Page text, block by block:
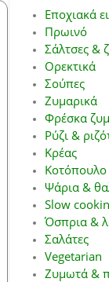
Εποχιακά
Πρωινό
Σάλτσες &
Ορεκτικά
Σούπες
Ζυμαρικά
Φρέσκα
Ρύζι &
Κρέας
Ψάρια &
Slow
Όσπρια &
Σαλάτες
Vegetarian
Ζυμωτά &